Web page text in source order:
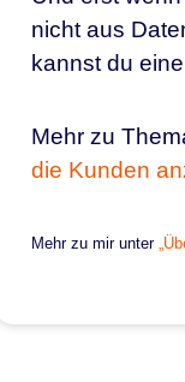
nicht aus
kannst du
Mehr zu
die Kunden
Mehr zu mir unter